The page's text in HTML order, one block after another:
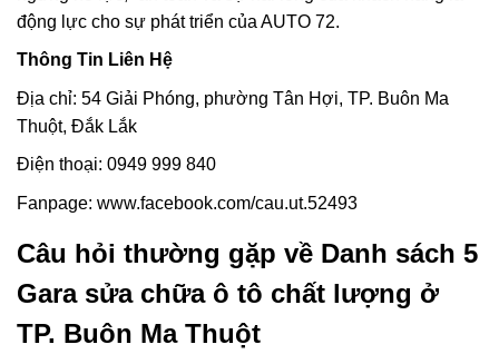
động lực cho sự phát triển của AUTO 72.
Thông Tin Liên Hệ
Địa chỉ: 54 Giải Phóng, phường Tân Hợi, TP. Buôn Ma
Thuột, Đắk Lắk
Điện thoại: 0949 999 840
Fanpage: www.facebook.com/cau.ut.52493
Câu hỏi thường gặp về Danh sách 5
Gara sửa chữa ô tô chất lượng ở
TP. Buôn Ma Thuột